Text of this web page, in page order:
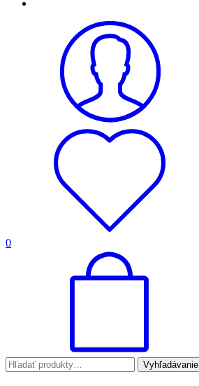
0
Vyhľadávanie